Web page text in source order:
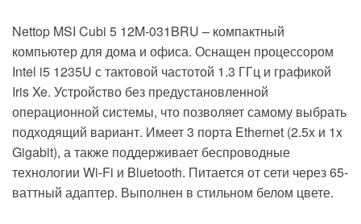
Nettop MSI Cubi 5 12M-031BRU – компактный
компьютер для дома и офиса. Оснащен процессором
Intel i5 1235U с тактовой частотой 1.3 ГГц и графикой
Iris Xe. Устройство без предустановленной
операционной системы, что позволяет самому выбрать
подходящий вариант. Имеет 3 порта Ethernet (2.5x и 1x
Gigabit), а также поддерживает беспроводные
технологии Wi-Fi и Bluetooth. Питается от сети через 65-
ваттный адаптер. Выполнен в стильном белом цвете.